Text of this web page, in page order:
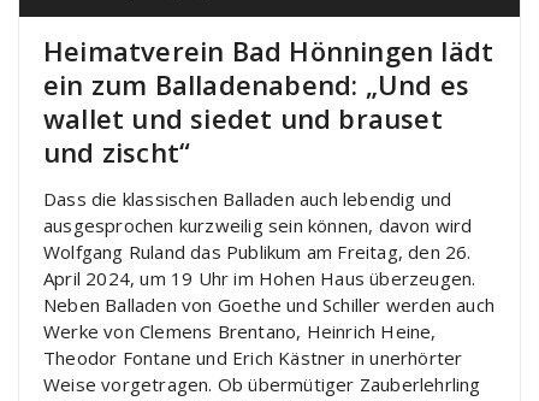
Heimatverein Bad Hönningen lädt
ein zum Balladenabend: „Und es
wallet und siedet und brauset
und zischt“
Dass die klassischen Balladen auch lebendig und
ausgesprochen kurzweilig sein können, davon wird
Wolfgang Ruland das Publikum am Freitag, den 26.
April 2024, um 19 Uhr im Hohen Haus überzeugen.
Neben Balladen von Goethe und Schiller werden auch
Werke von Clemens Brentano, Heinrich Heine,
Theodor Fontane und Erich Kästner in unerhörter
Weise vorgetragen. Ob übermütiger Zauberlehrling